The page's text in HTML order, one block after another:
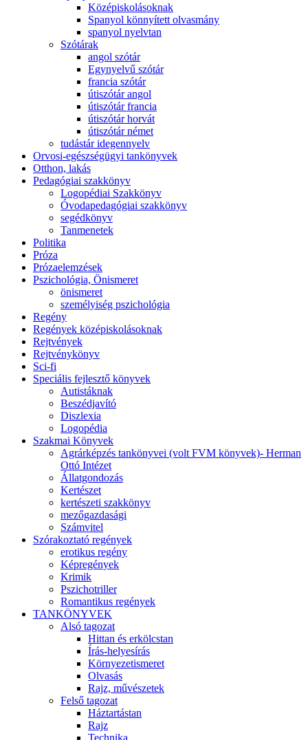
Középiskolásoknak
Spanyol könnyített olvasmány
spanyol nyelvtan
Szótárak
angol szótár
Egynyelvű szótár
francia szótár
útiszótár angol
útiszótár francia
útiszótár horvát
útiszótár német
tudástár idegennyelv
Orvosi-egészségügyi tankönyvek
Otthon, lakás
Pedagógiai szakkönyv
Logopédiai Szakkönyv
Óvodapedagógiai szakkönyv
segédkönyv
Tanmenetek
Politika
Próza
Prózaelemzések
Pszichológia, Önismeret
önismeret
személyiség pszichológia
Regény
Regények középiskolásoknak
Rejtvények
Rejtvénykönyv
Sci-fi
Speciális fejlesztő könyvek
Autistáknak
Beszédjavító
Diszlexia
Logopédia
Szakmai Könyvek
Agrárképzés tankönyvei (volt FVM könyvek)- Herman
Ottó Intézet
Állatgondozás
Kertészet
kertészeti szakkönyv
mezőgazdasági
Számvitel
Szórakoztató regények
erotikus regény
Képregények
Krimik
Pszichotriller
Romantikus regények
TANKÖNYVEK
Alsó tagozat
Hittan és erkölcstan
Írás-helyesírás
Környezetismeret
Olvasás
Rajz, művészetek
Felső tagozat
Háztartástan
Rajz
Technika